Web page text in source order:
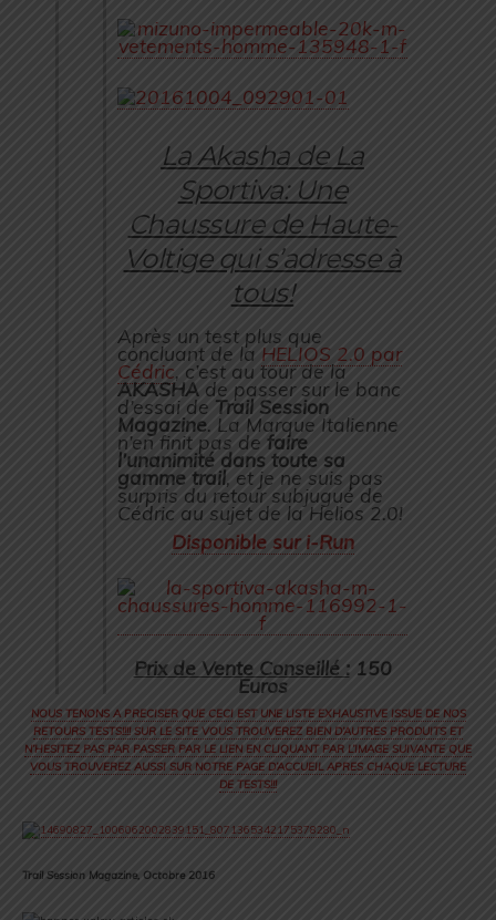
La Akasha de La
Sportiva: Une
Chaussure de Haute-
Voltige qui s’adresse à
tous!
Après un test plus que
concluant de la HELIOS 2.0 par
Cédric, c’est au tour de la
AKASHA de passer sur le banc
d’essai de Trail Session
Magazine. La Marque Italienne
n’en finit pas de faire
l’unanimité dans toute sa
gamme trail, et je ne suis pas
surpris du retour subjugué de
Cédric au sujet de la Helios 2.0!
Disponible sur i-Run
Prix de Vente Conseillé :150
Euros
NOUS TENONS A PRECISER QUE CECI EST UNE LISTE EXHAUSTIVE ISSUE DE NOS
RETOURS TESTS!!!! SUR LE SITE VOUS TROUVEREZ BIEN D’AUTRES PRODUITS ET
N’HESITEZ PAS PAR PASSER PAR LE LIEN EN CLIQUANT PAR L’IMAGE SUIVANTE QUE
VOUS TROUVEREZ AUSSI SUR NOTRE PAGE D’ACCUEIL APRES CHAQUE LECTURE
DE TESTS!!!
Trail Session Magazine, Octobre 2016